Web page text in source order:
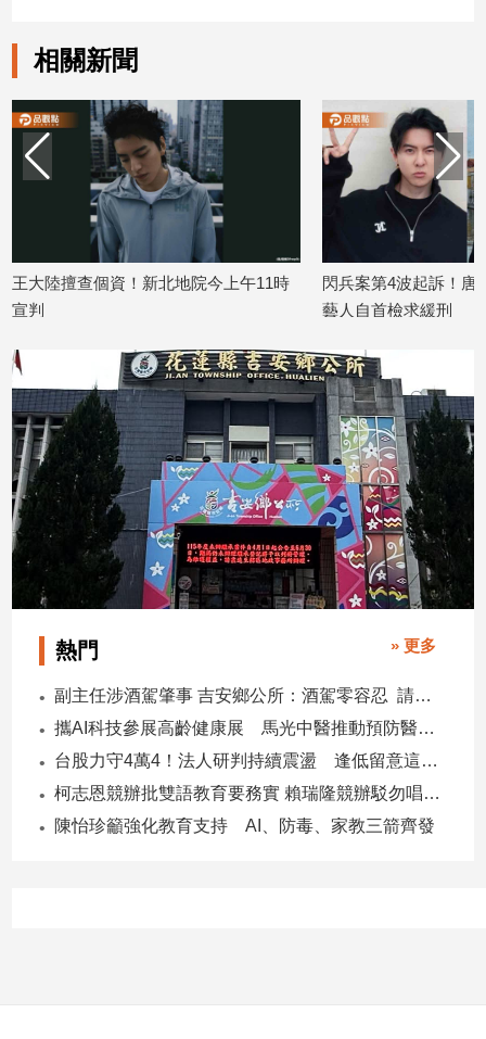
活
築/
室
內
設
遊/
美
食
命
理
消
費
健
子/
感
／
／
推
相關新聞
擅查個資！新北地院今上午11時
閃兵案第4波起訴！唐禹哲
藝人自首檢求緩刑
熱門 » 更多
副主任涉酒駕肇事 吉安鄉公所：酒駕零容忍 請辭獲准
攜AI科技參展高齡健康展 馬光中醫推動預防醫學迎接長壽新經濟
台股力守4萬4！法人研判持續震盪 逢低留意這些族群
柯志恩競辦批雙語教育要務實 賴瑞隆競辦駁勿唱衰高雄
陳怡珍籲強化教育支持 AI、防毒、家教三箭齊發